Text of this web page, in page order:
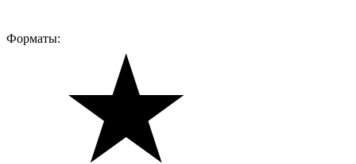
Форматы: